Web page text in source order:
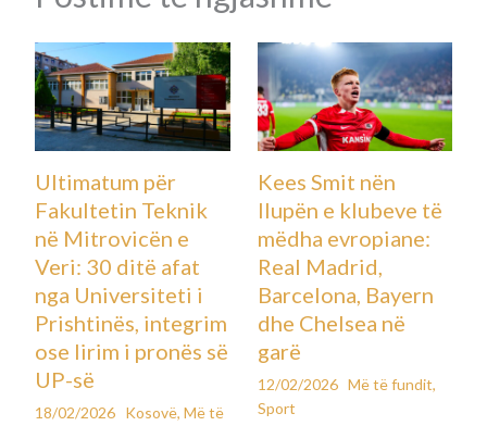
Ultimatum për
Fakultetin Teknik
në Mitrovicën e
Veri: 30 ditë afat
nga Universiteti i
Prishtinës, integrim
ose lirim i pronës së
UP-së
18/02/2026 Kosovë,Më të
Kees Smit nën
llupën e klubeve të
mëdha evropiane:
Real Madrid,
Barcelona, Bayern
dhe Chelsea në
garë
12/02/2026 Më të fundit,
Sport